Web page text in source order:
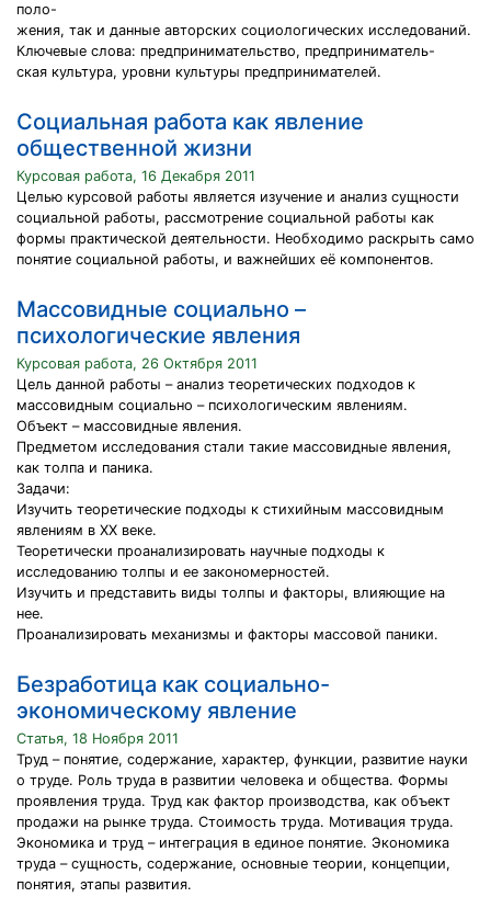
поло-
жения, так и данные авторских социологических исследований.
Ключевые слова: предпринимательство, предприниматель-
ская культура, уровни культуры предпринимателей.
Социальная работа как явление
общественной жизни
Курсовая работа, 16 Декабря 2011
Целью курсовой работы является изучение и анализ сущности
социальной работы, рассмотрение социальной работы как
формы практической деятельности. Необходимо раскрыть само
понятие социальной работы, и важнейших её компонентов.
Массовидные социально –
психологические явления
Курсовая работа, 26 Октября 2011
Цель данной работы – анализ теоретических подходов к
массовидным социально – психологическим явлениям.
Объект – массовидные явления.
Предметом исследования стали такие массовидные явления,
как толпа и паника.
Задачи:
Изучить теоретические подходы к стихийным массовидным
явлениям в XX веке.
Теоретически проанализировать научные подходы к
исследованию толпы и ее закономерностей.
Изучить и представить виды толпы и факторы, влияющие на
нее.
Проанализировать механизмы и факторы массовой паники.
Безработица как социально-
экономическому явление
Статья, 18 Ноября 2011
Труд – понятие, содержание, характер, функции, развитие науки
о труде. Роль труда в развитии человека и общества. Формы
проявления труда. Труд как фактор производства, как объект
продажи на рынке труда. Стоимость труда. Мотивация труда.
Экономика и труд – интеграция в единое понятие. Экономика
труда – сущность, содержание, основные теории, концепции,
понятия, этапы развития.